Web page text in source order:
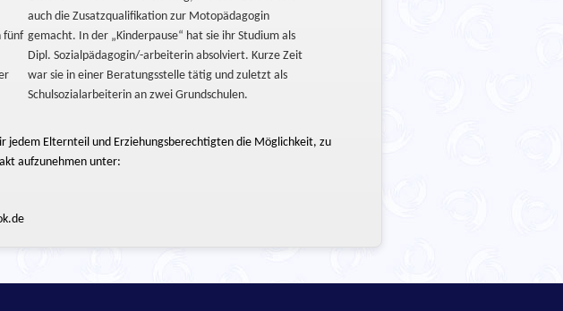
fünf
auch die Zusatzqualifikation zur Motopädagogin
gemacht. In der „Kinderpause“ hat sie ihr Studium als
Dipl. Sozialpädagogin/-arbeiterin absolviert. Kurze Zeit
war sie in einer Beratungsstelle tätig und zuletzt als
Schulsozialarbeiterin an zwei Grundschulen.
jedem Elternteil und Erziehungsberechtigten die Möglichkeit, zu
aufzunehmen unter: